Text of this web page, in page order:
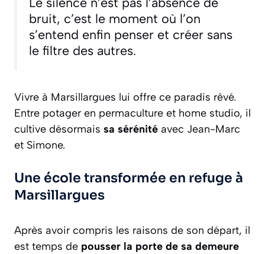
bruit, c’est le moment où l’on
s’entend enfin penser et créer sans
le filtre des autres.
Vivre à Marsillargues lui offre ce paradis rêvé.
Entre potager en permaculture et home studio, il
cultive désormais sa sérénité avec Jean-Marc
et Simone.
Une école transformée en refuge à
Marsillargues
Après avoir compris les raisons de son départ, il
est temps de pousser la porte de sa demeure